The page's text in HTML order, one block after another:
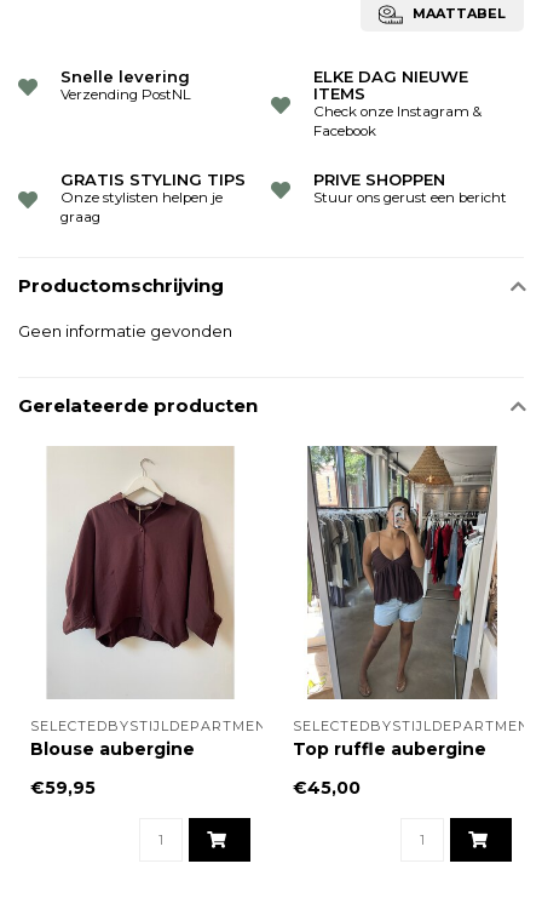
MAATTABEL
Snelle levering
Verzending PostNL
ELKE DAG NIEUWE
ITEMS
Check onze Instagram &
Facebook
GRATIS STYLING TIPS
Onze stylisten helpen je
graag
PRIVE SHOPPEN
Stuur ons gerust een bericht
Productomschrijving
Geen informatie gevonden
Gerelateerde producten
SELECTEDBYSTIJLDEPARTMENT
Blouse aubergine
€59,95
SELECTEDBYSTIJLDEPARTMENT
Top ruffle aubergine
€45,00